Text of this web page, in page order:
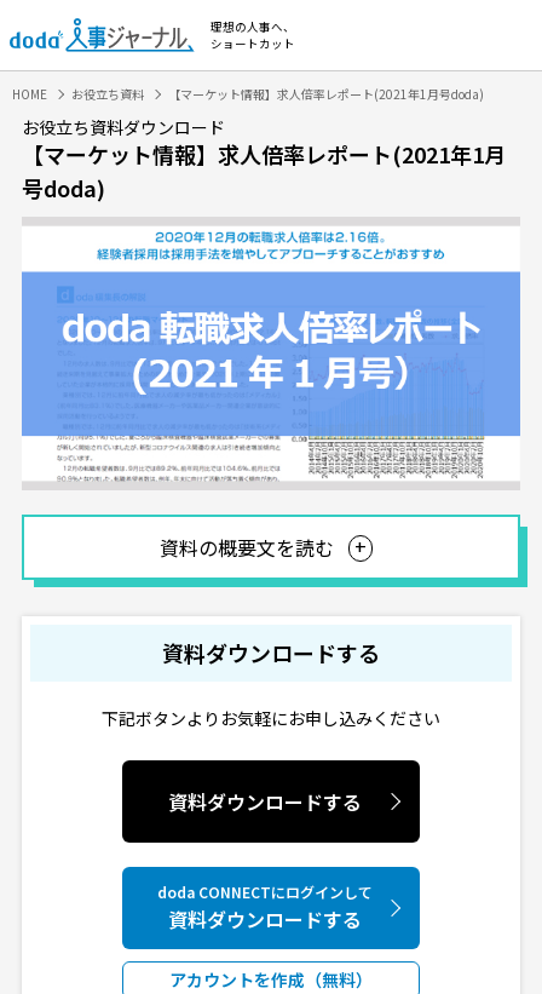
理想の人事へ、
ショートカット
HOME お役立ち資料 【マーケット情報】求人倍率レポート(2021年1月号doda)
お役立ち資料ダウンロード
【マーケット情報】求人倍率レポート(2021年1月
号doda)
資料の概要文を読む
資料ダウンロードする
下記ボタンよりお気軽にお申し込みください
資料ダウンロードする
doda CONNECTにログインして
資料ダウンロードする
アカウントを作成（無料）